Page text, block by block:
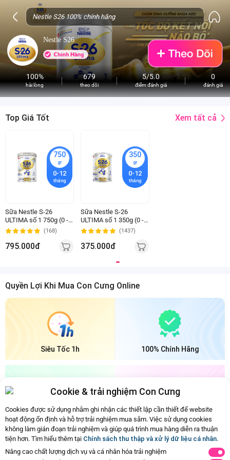
Nestle S26
100%
hài lòng
679
theo dõi
5/5.0
điểm đánh giá
0
đánh giá
Top Giá Tốt Xem tất cả
750
gr
0-12
tháng
Sữa Nestle S-26
ULTIMA số 1 750g (0 -
12 tháng)
(168)
795.000đ
350
gr
0-12
tháng
Sữa Nestle S-26
ULTIMA số 1 350g (0 -
12 tháng)
(1437)
375.000đ
Quyền Lợi Khi Mua Con Cưng Online
Siêu Tốc 1h 100% Chính Hãng
Bảo Quản Mát Đổi Trả Dễ Dàng
Ba mẹ đã xem hết nội dung rồi
Cookie & trải nghiệm Con Cưng
Cookies được sử dụng nhằm ghi nhận các thiết lập cần thiết để website
hoạt động ổn định và hỗ trợ trải nghiệm mua sắm. Việc sử dụng cookies
không làm gián đoạn trải nghiệm và giúp quá trình mua hàng diễn ra thuận
tiện hơn. Tìm hiểu thêm tại Chính sách thu thập và xử lý dữ liệu cá nhân.
Nâng cao chất lượng dịch vụ và cá nhân hóa trải nghiệm